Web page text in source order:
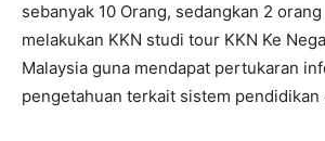
sebanyak 10 Orang, sedangkan 2
melakukan KKN studi tour KKN Ke
Malaysia guna mendapat pertukaran
pengetahuan terkait sistem pendidikan